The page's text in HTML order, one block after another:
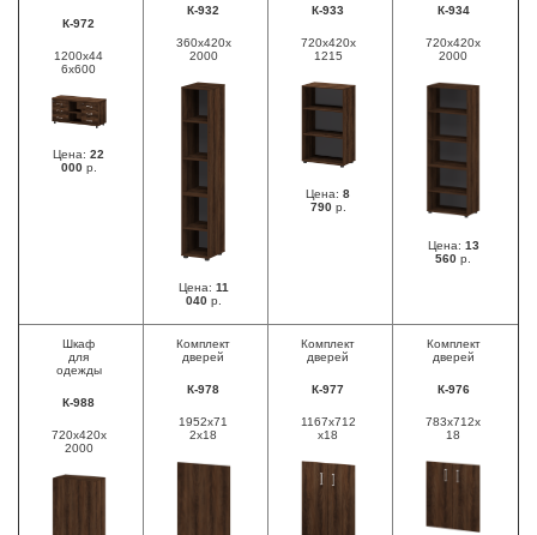
К-972
1200х44
6х600
Цена: 22
000р.
К-932
360x420x
2000
Цена: 11
040р.
К-933
720x420x
1215
Цена: 8
790р.
К-934
720х420х
2000
Цена: 13
560 р.
Шкаф
для
одежды
К-988
720х420х
2000
Комплект
дверей
К-978
1952х71
2х18
Комплект
дверей
К-977
1167х712
х18
Комплект
дверей
К-976
783х712х
18